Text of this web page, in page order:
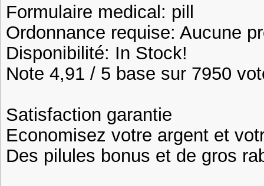
Formulaire medical: pill
Ordonnance requise: Aucune
Disponibilité: In Stock!
Note 4,91 / 5 base sur 7950
Satisfaction garantie
Economisez votre argent et
Des pilules bonus et de gros